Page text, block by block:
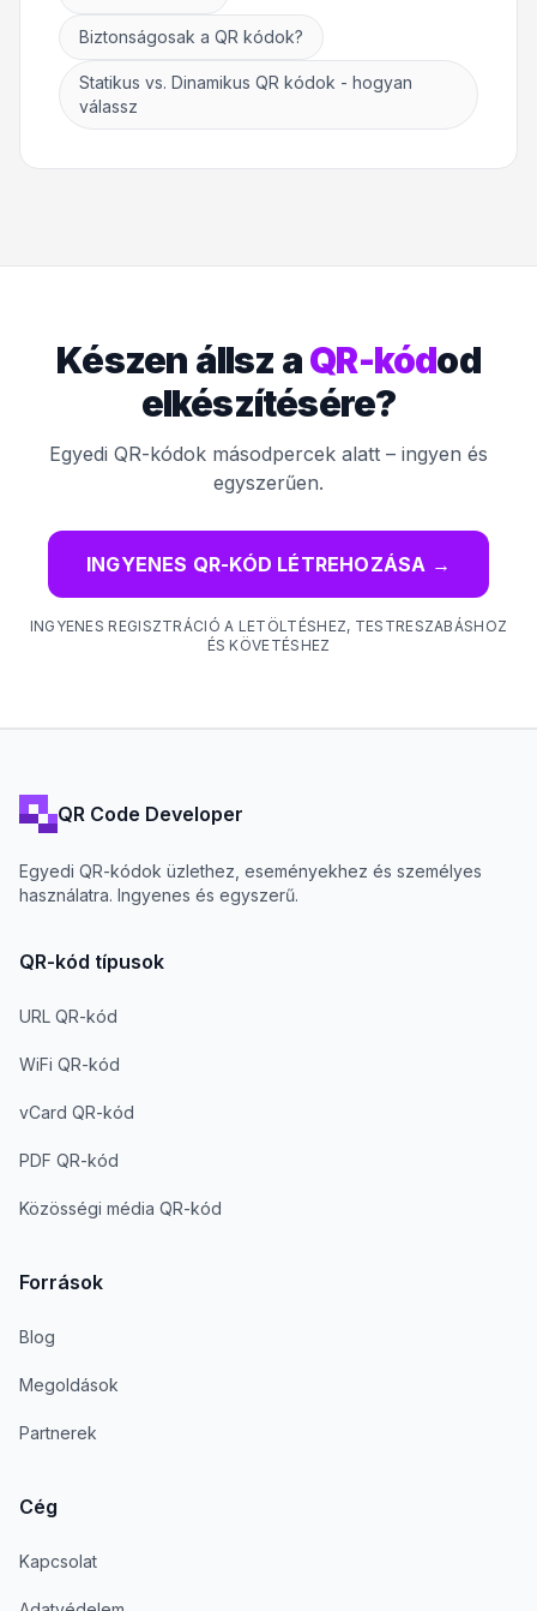
Biztonságosak a QR kódok?
Statikus vs. Dinamikus QR kódok - hogyan
válassz
Készen állsz aQR-kódod
elkészítésére?
Egyedi QR-kódok másodpercek alatt – ingyen és
egyszerűen.
INGYENES QR-KÓD LÉTREHOZÁSA →
INGYENES REGISZTRÁCIÓ A LETÖLTÉSHEZ, TESTRESZABÁSHOZ
ÉS KÖVETÉSHEZ
QR Code Developer
Egyedi QR-kódok üzlethez, eseményekhez és személyes
használatra. Ingyenes és egyszerű.
QR-kód típusok
URL QR-kód
WiFi QR-kód
vCard QR-kód
PDF QR-kód
Közösségi média QR-kód
Források
Blog
Megoldások
Partnerek
Cég
Kapcsolat